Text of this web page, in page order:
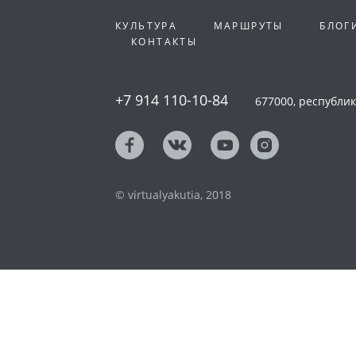
КУЛЬТУРА МАРШРУТЫ
КОНТАКТЫ
+7 914 110-10-84 677000,
© virtualyakutia, 2018